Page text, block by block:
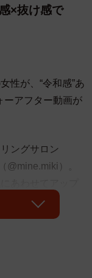
×抜け感で
性が、“令和感”あ
ーアフター動画が
ングサロン
@mine.miki）。
女たち【愛
意識したスタイリ